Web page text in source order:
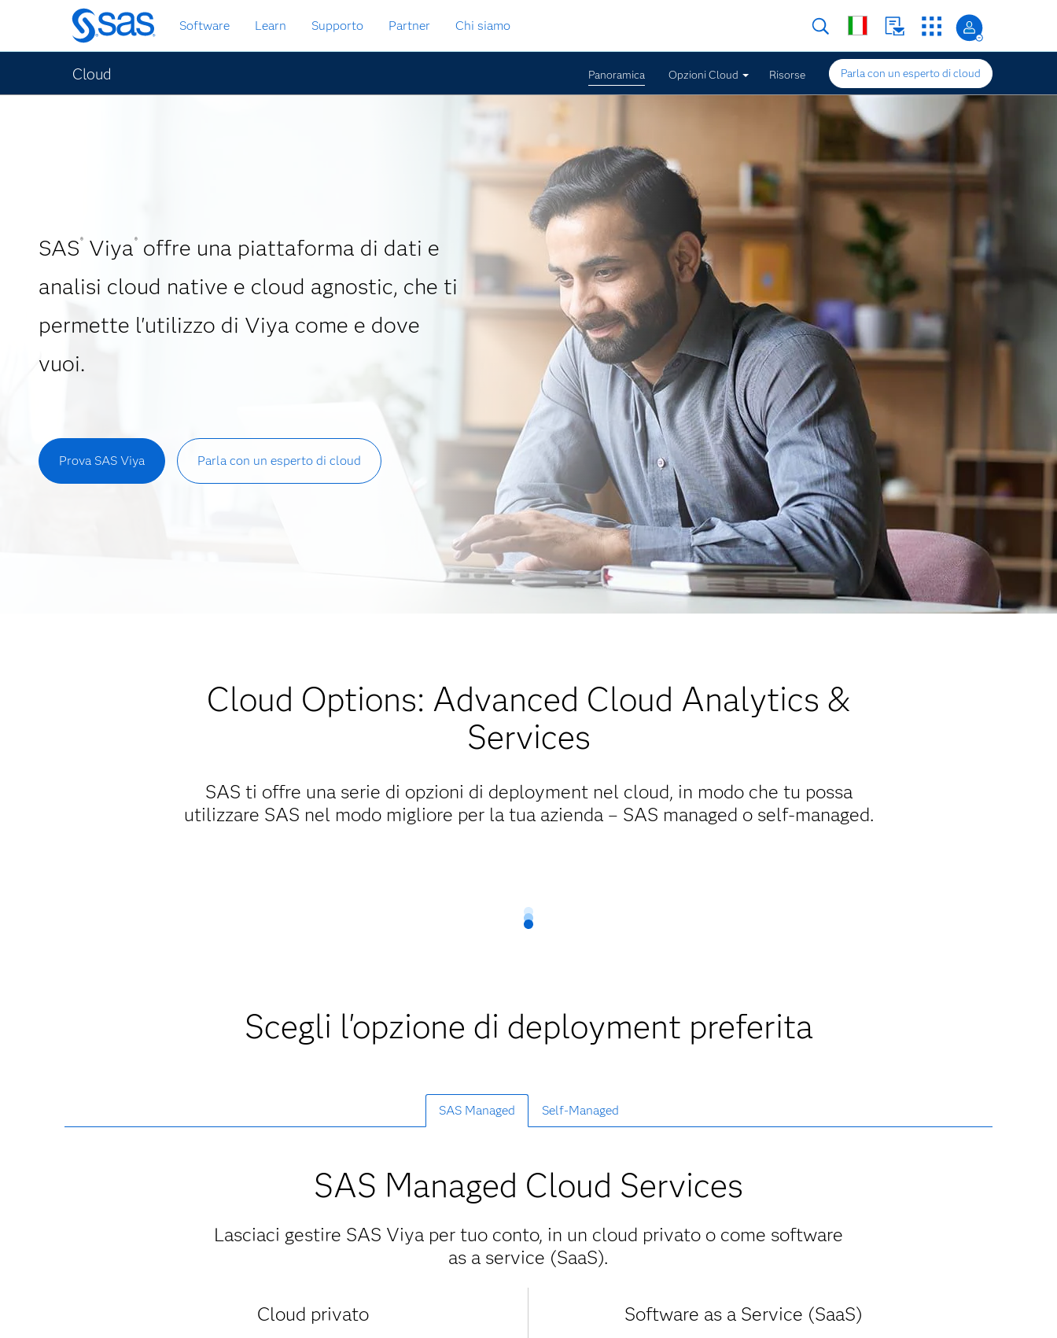
Passa
ai
contenuti
principali
Software Learn Supporto Partner Chi siamo
Cloud Panoramica Opzioni Cloud Risorse Parla con un esperto di cloud
SAS ®Viya ®
offre una piattaforma di dati e
analisi cloud native e cloud agnostic, che ti
permette l'utilizzo di Viya come e dove
vuoi.
Prova SAS Viya Parla con un esperto di cloud
Cloud Options: Advanced Cloud Analytics &
Services
SAS ti offre una serie di opzioni di deployment nel cloud, in modo che tu possa
utilizzare SAS nel modo migliore per la tua azienda – SAS managed o self-managed.
Scegli l'opzione di deployment preferita
SAS Managed Self-Managed
SAS Managed Cloud Services
Lasciaci gestire SAS Viya per tuo conto, in un cloud privato o come software
as a service (SaaS).
Cloud privato Software as a Service (SaaS)